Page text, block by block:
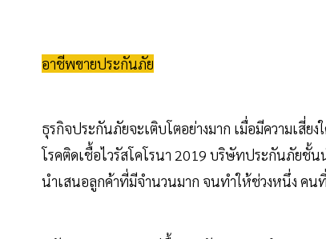
อาชีพขายประกันภัย
ธุรกิจประกันภัยจะเติบโตอย่างมาก เมื่อมีความเสี่
โรคติดเชื้อไวรัสโคโรนา 2019 บริษัทประกันภัยชั้
นำเสนอลูกค้าที่มีจำนวนมาก จนทำให้ช่วงหนึ่ง คน